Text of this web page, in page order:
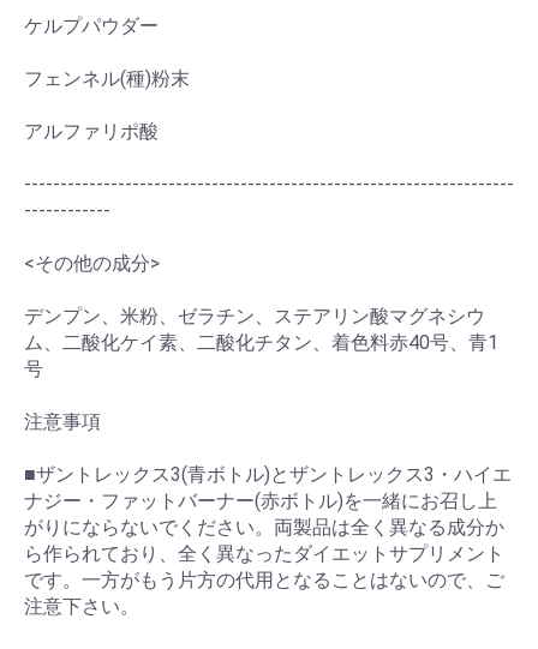
ケルプパウダー
フェンネル(種)粉末
アルファリポ酸
--------------------------------------------------------------------
------------
<その他の成分>
デンプン、米粉、ゼラチン、ステアリン酸マグネシウ
ム、二酸化ケイ素、二酸化チタン、着色料赤40号、青1
号
注意事項
■ザントレックス3(青ボトル)とザントレックス3・ハイエ
ナジー・ファットバーナー(赤ボトル)を一緒にお召し上
がりにならないでください。両製品は全く異なる成分か
ら作られており、全く異なったダイエットサプリメント
です。一方がもう片方の代用となることはないので、ご
注意下さい。